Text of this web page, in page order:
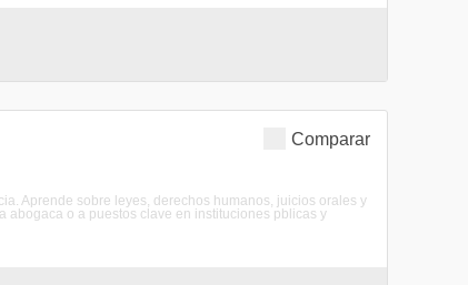
Comparar
Aprende sobre leyes, derechos humanos, juicios orales y
abogaca o a puestos clave en instituciones pblicas y